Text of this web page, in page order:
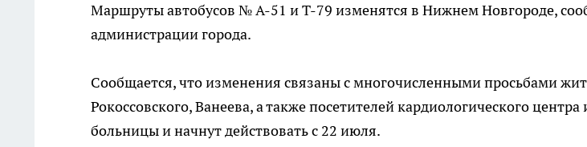
Маршруты автобусов № А-51 и Т-79 изменятся в Нижнем Новгороде,
администрации города.
Сообщается, что изменения связаны с многочисленными просьбами
Рокоссовского, Ванеева, а также посетителей кардиологического
больницы и начнут действовать с 22 июля.